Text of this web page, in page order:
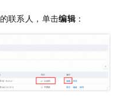
的联系人，单击编辑 ：